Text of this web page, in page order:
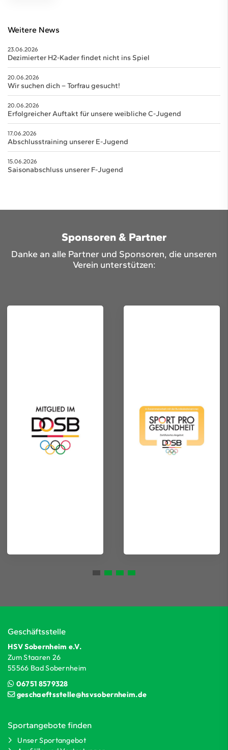
Weitere News
23.06.2026
Dezimierter H2-Kader findet nicht ins Spiel
20.06.2026
Wir suchen dich – Torfrau gesucht!
20.06.2026
Erfolgreicher Auftakt für unsere weibliche C-Jugend
17.06.2026
Abschlusstraining unserer E-Jugend
15.06.2026
Saisonabschluss unserer F-Jugend
Sponsoren & Partner
Danke an alle Partner und Sponsoren, die unseren
Verein unterstützen:
Geschäftsstelle
HSV Sobernheim e.V.
Zum Staaren 26
55566 Bad Sobernheim
06751 8579328
geschaeftsstelle@hsvsobernheim.de
Sportangebote finden
Unser Sportangebot